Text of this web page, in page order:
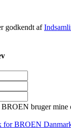
godkendt af
BROEN bruger
for BROEN